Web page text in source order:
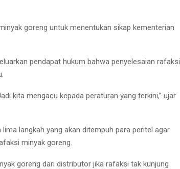
goreng untuk menentukan sikap kementerian
pendapat hukum bahwa penyelesaian rafaksi
kita mengacu kepada peraturan yang terkini,” ujar
langkah yang akan ditempuh para peritel agar
minyak goreng.
goreng dari distributor jika rafaksi tak kunjung